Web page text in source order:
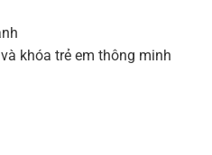
khóa trẻ em thông minh